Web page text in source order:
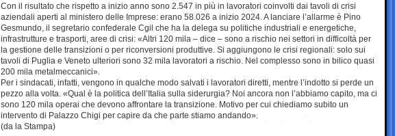
Con il risultato che rispetto a inizio anno sono 2.547 in più in lavoratori coinvolti dai tavoli di crisi
aziendali aperti al ministero delle Imprese: erano 58.026 a inizio 2024. A lanciare l’allarme è Pino
Gesmundo, il segretario confederale Cgil che ha la delega su politiche industriali e energetiche,
infrastrutture e trasporti, aree di crisi: «Altri 120 mila – dice – sono a rischio nei settori in difficoltà per
la gestione delle transizioni o per riconversioni produttive. Si aggiungono le crisi regionali: solo sui
tavoli di Puglia e Veneto ulteriori sono 32 mila lavoratori a rischio. Nel complesso sono in bilico quasi
200 mila metalmeccanici».
Per i sindacati, infatti, vengono in qualche modo salvati i lavoratori diretti, mentre l’indotto si perde un
pezzo alla volta. «Qual è la politica dell’Italia sulla siderurgia? Noi ancora non l’abbiamo capito, ma ci
sono 120 mila operai che devono affrontare la transizione. Motivo per cui chiediamo subito un
intervento di Palazzo Chigi per capire da che parte stiamo andando».
(da la Stampa)